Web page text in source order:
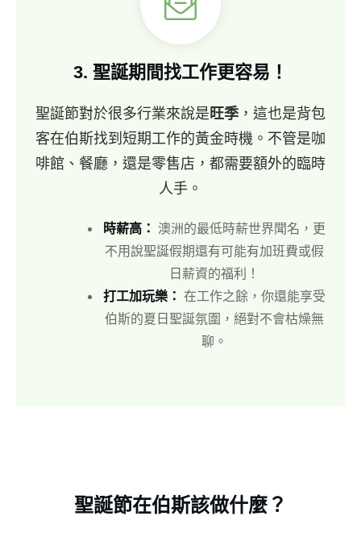
3. 聖誕期間找工作更容易！
聖誕節對於很多行業來說是旺季 ，這也是背包
客在伯斯找到短期工作的黃金時機。不管是咖
啡館、餐廳，還是零售店，都需要額外的臨時
人手。
時薪高：
澳洲的最低時薪世界聞名，更
不用說聖誕假期還有可能有加班費或假
日薪資的福利！
打工加玩樂： 在工作之餘，你還能享受
伯斯的夏日聖誕氛圍，絕對不會枯燥無
聊。
聖誕節在伯斯該做什麼？